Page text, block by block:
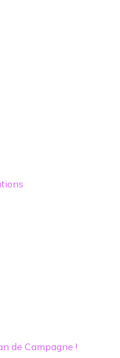
de Campagne !